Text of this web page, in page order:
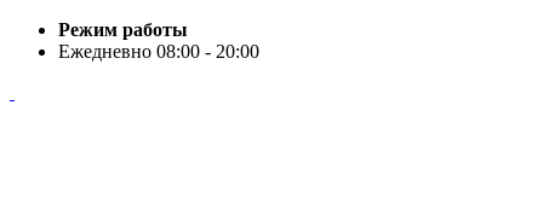
Режим работы
Ежедневно 08:00 - 20:00